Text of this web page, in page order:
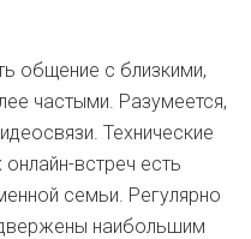
общение с близкими,
частыми. Разумеется,
Технические
встреч есть
семьи. Регулярно
наибольшим